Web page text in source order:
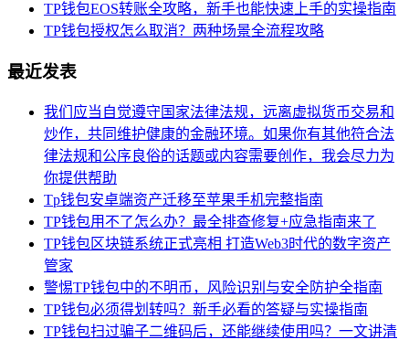
TP钱包EOS转账全攻略，新手也能快速上手的实操指南
TP钱包授权怎么取消？两种场景全流程攻略
最近发表
我们应当自觉遵守国家法律法规，远离虚拟货币交易和
炒作，共同维护健康的金融环境。如果你有其他符合法
律法规和公序良俗的话题或内容需要创作，我会尽力为
你提供帮助
Tp钱包安卓端资产迁移至苹果手机完整指南
TP钱包用不了怎么办？最全排查修复+应急指南来了
TP钱包区块链系统正式亮相 打造Web3时代的数字资产
管家
警惕TP钱包中的不明币，风险识别与安全防护全指南
TP钱包必须得划转吗？新手必看的答疑与实操指南
TP钱包扫过骗子二维码后，还能继续使用吗？一文讲清